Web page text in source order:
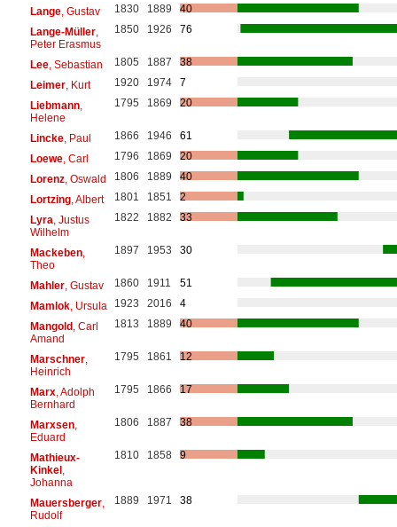
Lange, Gustav 1830 1889
40
Lange-Müller,
Peter Erasmus
1850 1926 76
Lee, Sebastian 1805 1887
38
Leimer, Kurt 1920 1974
7
Liebmann,
Helene
1795 1869 20
Lincke, Paul 1866 1946
61
Loewe, Carl 1796 1869
20
Lorenz, Oswald 1806 1889
40
Lortzing, Albert 1801 1851
2
Lyra, Justus
Wilhelm
1822 1882 33
Mackeben,
Theo
1897 1953 30
Mahler, Gustav 1860 1911
51
Mamlok, Ursula 1923 2016
4
Mangold , Carl
Amand
1813 1889 40
Marschner,
Heinrich
1795 1861 12
Marx, Adolph
Bernhard
1795 1866 17
Marxsen,
Eduard
1806 1887 38
Mathieux-
Kinkel ,
Johanna
1810 1858 9
Mauersberger,
Rudolf
1889 1971 38